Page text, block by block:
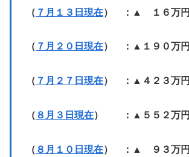
（ ７月１３日現在） ：▲ １６万円
（ ７月２０日現在） ：▲１９０万円
（ ７月２７日現在） ：▲４２３万円
（ ８月３日現在） ：▲５５２万円
（ ８月１０日現在） ：▲ ９３万円